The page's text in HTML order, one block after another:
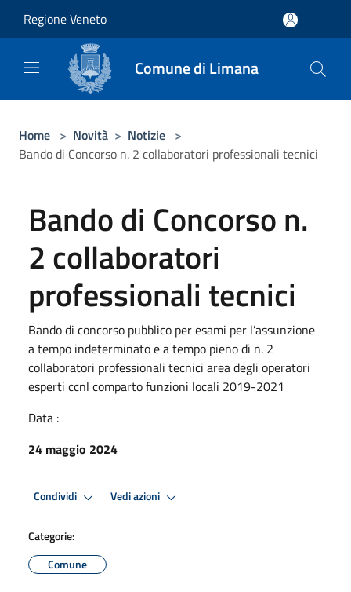
Regione Veneto
Comune di Limana
Home > Novità > Notizie >
Bando di Concorso n. 2 collaboratori professionali tecnici
Bando di Concorso n.
2 collaboratori
professionali tecnici
Bando di concorso pubblico per esami per l’assunzione
a tempo indeterminato e a tempo pieno di n. 2
collaboratori professionali tecnici area degli operatori
esperti ccnl comparto funzioni locali 2019-2021
Data :
24 maggio 2024
Condividi Vedi azioni
Categorie:
Comune